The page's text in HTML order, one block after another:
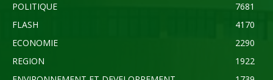
POLITIQUE
7681
FLASH
4170
ECONOMIE
2290
REGION
1922